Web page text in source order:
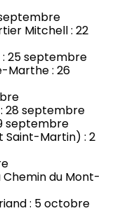
Mitchell : 22
: 25 septembre
Marthe : 26
28 septembre
septembre
Saint-Martin) : 2
du Mont-
: 5 octobre